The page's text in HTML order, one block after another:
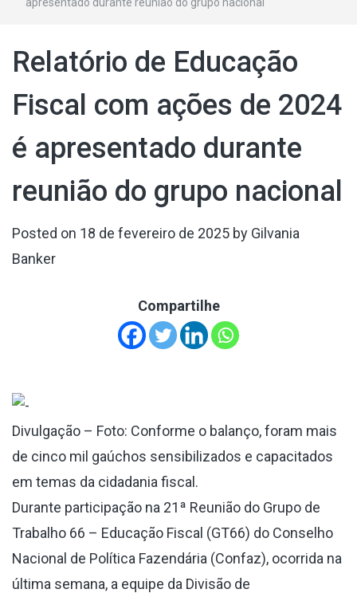
Relatório de Educação
Fiscal com ações de 2024
é apresentado durante
reunião do grupo nacional
Posted on 18 de fevereiro de 2025 by Gilvania
Banker
Compartilhe
Divulgação – Foto: Conforme o balanço, foram mais
de cinco mil gaúchos sensibilizados e capacitados
em temas da cidadania fiscal.
Durante participação na 21ª Reunião do Grupo de
Trabalho 66 – Educação Fiscal (GT66) do Conselho
Nacional de Política Fazendária (Confaz), ocorrida na
última semana, a equipe da Divisão de